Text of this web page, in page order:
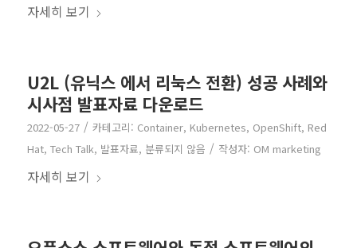
자세히 보기
U2L (유닉스 에서 리눅스 전환) 성공 사례와
시사점 발표자료 다운로드
2022-05-27 / 카테고리: Container, Kubernetes, OpenShift, Red
Hat, Tech Talk, 발표자료, 분류되지 않음 / 작성자: OM marketing
자세히 보기